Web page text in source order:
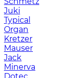
Juki
Typical
Organ
Kretzer
Mauser
Jack
Minerva